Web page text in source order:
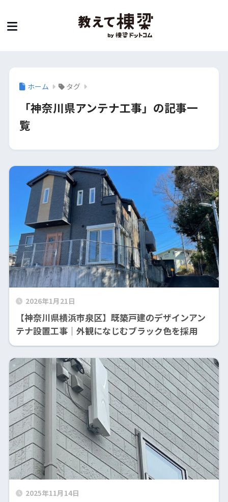
ホーム タグ
「神奈川県アンテナ工事」の記事一
覧
2026年1月21日
【神奈川県横浜市泉区】既築戸建のデザインアン
テナ設置工事｜外観になじむブラック色を採用
2025年11月14日